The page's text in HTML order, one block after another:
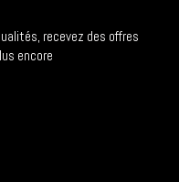
recevez des offres
encore